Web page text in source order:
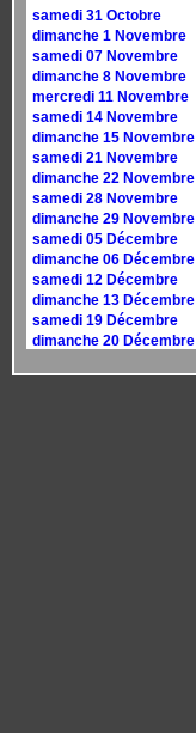
samedi 31 Octobre
dimanche 1 Novembre
samedi 07 Novembre
dimanche 8 Novembre
mercredi 11 Novembre
samedi 14 Novembre
dimanche 15 Novembre
samedi 21 Novembre
dimanche 22 Novembre
samedi 28 Novembre
dimanche 29 Novembre
samedi 05 Décembre
dimanche 06 Décembre
samedi 12 Décembre
dimanche 13 Décembre
samedi 19 Décembre
dimanche 20 Décembre